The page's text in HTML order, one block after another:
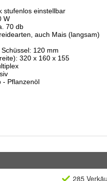
285